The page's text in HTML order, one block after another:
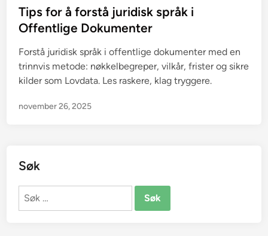
s
t
d
i
n
Tips for å forstå juridisk språk i
Offentlige Dokumenter
Forstå juridisk språk i offentlige dokumenter med en
trinnvis metode: nøkkelbegreper, vilkår, frister og sikre
kilder som Lovdata. Les raskere, klag tryggere.
november 26, 2025
Søk
Søk